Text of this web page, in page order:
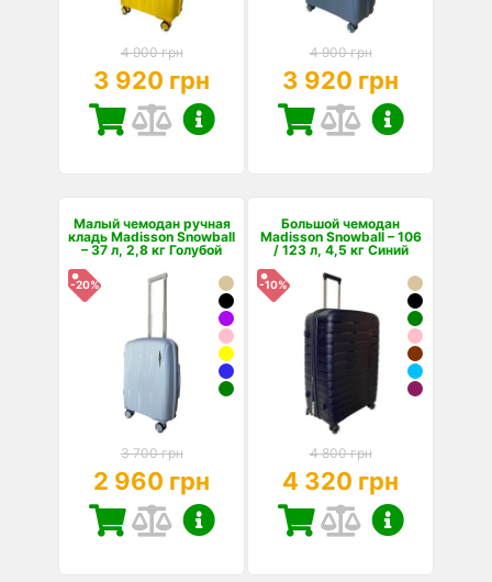
4 900 грн
3 920 грн
4 900 грн
3 920 грн
Малый чемодан ручная
кладь Madisson Snowball
– 37 л, 2,8 кг Голубой
-20%
3 700 грн
2 960 грн
Большой чемодан
Madisson Snowball – 106
/ 123 л, 4,5 кг Синий
-10%
4 800 грн
4 320 грн